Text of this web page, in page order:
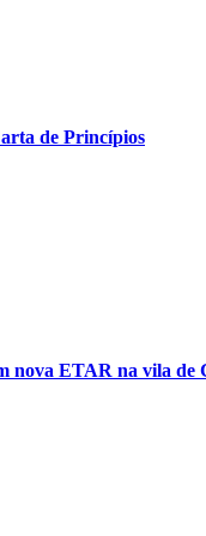
de Princípios
nova ETAR na vila de